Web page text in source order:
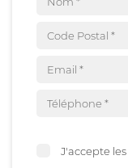
J'accepte les